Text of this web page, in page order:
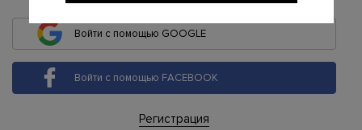
Войти с помощью GOOGLE
Войти с помощью FACEBOOK
Регистрация